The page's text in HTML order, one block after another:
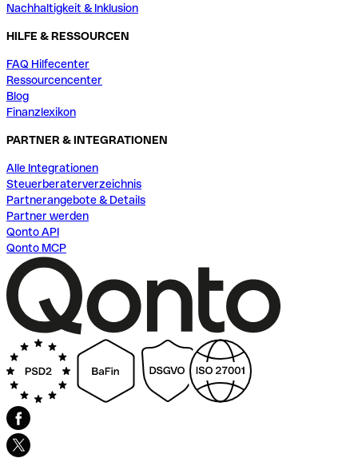
Nachhaltigkeit & Inklusion
HILFE & RESSOURCEN
FAQ Hilfecenter
Ressourcencenter
Blog
Finanzlexikon
PARTNER & INTEGRATIONEN
Alle Integrationen
Steuerberaterverzeichnis
Partnerangebote & Details
Partner werden
Qonto API
Qonto MCP